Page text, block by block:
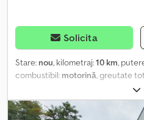
Solicita
Stare: nou, kilometraj:10 km,
combustibil: motorină, greutate
, clasă de
lungimea spațiului de încărcare:
încărcare:2.200 mm , înălțime